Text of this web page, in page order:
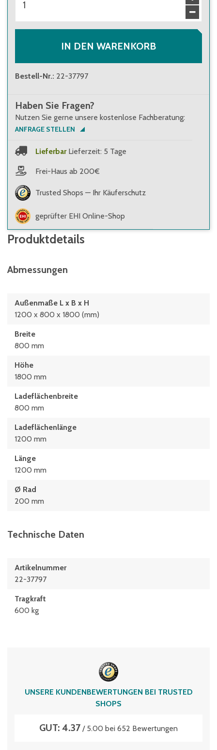
IN DEN WARENKORB
Bestell-Nr.: 22-37797
Haben Sie Fragen?
Nutzen Sie gerne unsere kostenlose Fachberatung:
ANFRAGE STELLEN
Lieferbar Lieferzeit: 5 Tage
Frei-Haus ab 200€
Trusted Shops — Ihr Käuferschutz
geprüfter EHI Online-Shop
Produktdetails
Abmessungen
Außenmaße L x B x H
1200 x 800 x 1800 (mm)
Breite
800 mm
Höhe
1800 mm
Ladeflächenbreite
800 mm
Ladeflächenlänge
1200 mm
Länge
1200 mm
Ø Rad
200 mm
Technische Daten
Artikelnummer
22-37797
Tragkraft
600 kg
UNSERE KUNDENBEWERTUNGEN BEI TRUSTED
SHOPS
GUT: 4.37 / 5.00 bei 652 Bewertungen